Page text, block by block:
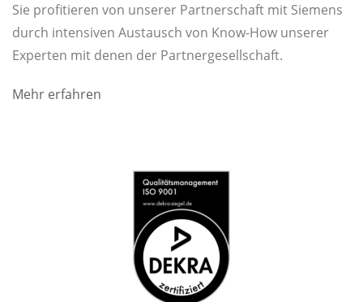
Sie profitieren von unserer Partnerschaft mit Siemens
durch intensiven Austausch von Know-How unserer
Experten mit denen der Partnergesellschaft.
Mehr erfahren